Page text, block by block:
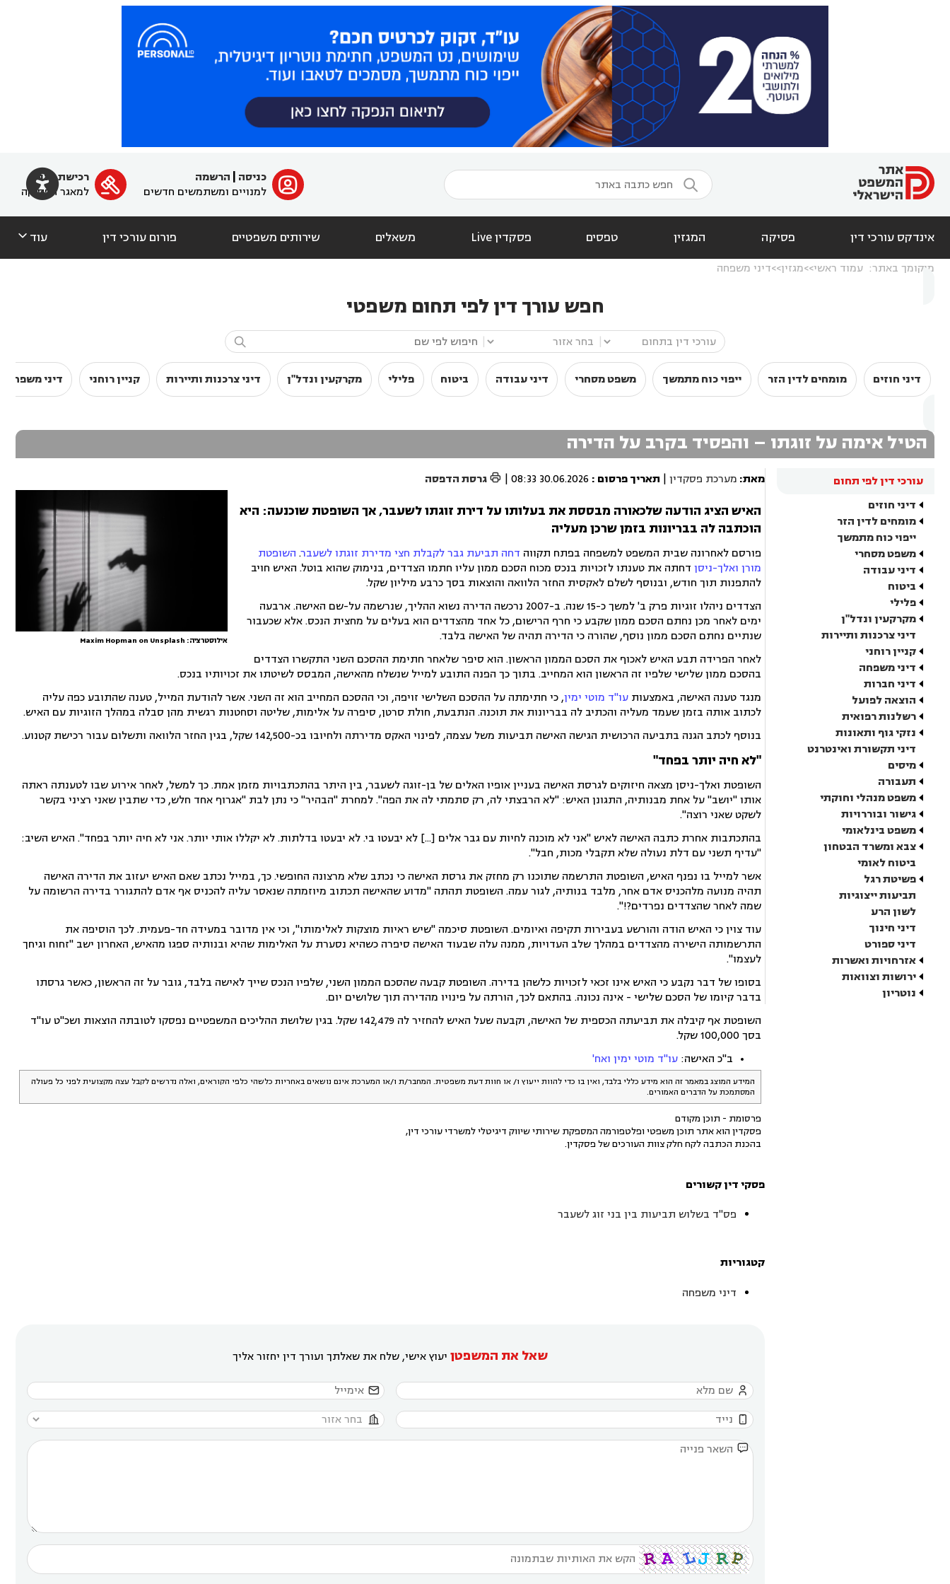
  ﱐ כניסה
הרשמה
למנויים ומשתמשים חדשים

רכישת מנוי
למאגר הפסיקה
אינדקס עורכי דין פסיקה המגזין טפסים פסקדין Live משאלים שירותים משפטיים פורום עורכי דין עוד 
מיקומך באתר: עמוד ראשי מגזין דיני משפחה
חפש עורך דין לפי תחום משפטי

דיני חוזים מומחים לדין הזר ייפוי כוח מתמשך משפט מסחרי דיני עבודה ביטוח פלילי מקרקעין ונדל"ן דיני צרכנות ותיירות קניין רוחני דיני משפחה
הטיל אימה על זוגתו – והפסיד בקרב על הדירה
עורכי דין לפי תחום
דיני חוזים
מומחים לדין הזר
ייפוי כוח מתמשך
משפט מסחרי
דיני עבודה
ביטוח
פלילי
מקרקעין ונדל"ן
דיני צרכנות ותיירות
קניין רוחני
דיני משפחה
דיני חברות
הוצאה לפועל
רשלנות רפואית
נזקי גוף ותאונות
דיני תקשורת ואינטרנט
מיסים
תעבורה
משפט מנהלי וחוקתי
גישור ובוררויות
משפט בינלאומי
צבא ומשרד הבטחון
ביטוח לאומי
פשיטת רגל
תביעות ייצוגיות
לשון הרע
דיני חינוך
דיני ספורט
אזרחויות ואשרות
ירושות וצוואות
נוטריון
מאת: מערכת פסקדין | תאריך פרסום :
30.06.2026 08:33
|
 גרסת הדפסה
אילוסטרציה: Maxim Hopman on Unsplash
האיש הציג הודעה שלכאורה מבססת את בעלותו על דירת זוגתו לשעבר, אך השופטת שוכנעה: היא
הוכתבה לה בבריונות בזמן שרכן מעליה
פורסם לאחרונה שבית המשפט למשפחה בפתח תקווה דחה תביעת גבר לקבלת חצי מדירת זוגתו לשעבר. השופטת
מורן ואלך-ניסן דחתה את טענתו לזכויות בנכס מכוח הסכם ממון עליו חתמו הצדדים, בנימוק שהוא בוטל. האיש חויב
להתפנות תוך חודש, ובנוסף לשלם לאקסית החזר הלוואה והוצאות בסך כרבע מיליון שקל.
הצדדים ניהלו זוגיות פרק ב' למשך כ-15 שנה. ב-2007 נרכשה הדירה נשוא ההליך, שנרשמה על-שם האישה. ארבעה
ימים לאחר מכן נחתם הסכם ממון שקבע כי חרף הרישום, כל אחד מהצדדים הוא בעלים על מחצית הנכס. אלא שכעבור
שנתיים נחתם הסכם ממון נוסף, שהורה כי הדירה תהיה של האישה בלבד.
לאחר הפרידה תבע האיש לאכוף את הסכם הממון הראשון. הוא סיפר שלאחר חתימת ההסכם השני התקשרו הצדדים
בהסכם ממון שלישי שלפיו זה הראשון הוא המחייב. בתוך כך הפנה התובע למייל שנשלח מהאישה, המבסס לשיטתו את זכויותיו בנכס.
מנגד טענה האישה, באמצעות עו"ד מוטי ימין, כי חתימתה על ההסכם השלישי זויפה, וכי ההסכם המחייב הוא זה השני. אשר להודעת המייל, טענה שהתובע כפה עליה
לכתוב אותה בזמן שעמד מעליה והכתיב לה בבריונות את תוכנה. הנתבעת, חולת סרטן, סיפרה על אלימות, שליטה וסחטנות רגשית מהן סבלה במהלך הזוגיות עם האיש.
בנוסף לכתב הגנה בתביעה הרכושית הגישה האישה תביעות משל עצמה, לפינוי האקס מדירתה ולחיובו בכ-142,500 שקל, בגין החזר הלוואה ותשלום עבור רכישת קטנוע.
"לא חיה יותר בפחד"
השופטת ואלך-ניסן מצאה חיזוקים לגרסת האישה בעניין אופיו האלים של בן-זוגה לשעבר, בין היתר בהתכתבויות מזמן אמת. כך למשל, לאחר אירוע שבו לטענתה ראתה
אותו "יושב" על אחת מבנותיה, התגונן האיש: "לא הרבצתי לה, רק סתמתי לה את הפה". למחרת "הבהיר" כי נתן לבת "אגרוף אחד חלש, כדי שתבין שאני רציני בקשר
לשקט שאני רוצה".
בהתכתבות אחרת כתבה האישה לאיש "אני לא מוכנה לחיות עם גבר אלים [...] לא יבעטו בי. לא יבעטו בדלתות. לא יקללו אותי יותר. אני לא חיה יותר בפחד". האיש השיב:
"עדיף תשני עם דלת נעולה שלא תקבלי מכות, חבל".
אשר למייל בו נפנף האיש, השופטת התרשמה שתוכנו רק מחזק את גרסת האישה כי נכתב שלא מרצונה החופשי. כך, במייל נכתב שאם האיש יעזוב את הדירה האישה
תהיה מנועה מלהכניס אדם אחר, מלבד בנותיה, לגור עמה. השופטת תהתה "מדוע שהאישה תכתוב מיוזמתה שנאסר עליה להכניס אף אדם להתגורר בדירה הרשומה על
שמה לאחר שהצדדים נפרדים?!".
עוד צוין כי האיש הודה והורשע בעבירות תקיפה ואיומים. השופטת סיכמה "שיש ראיות מוצקות לאלימותו", וכי אין מדובר במעידה חד-פעמית. לכך הוסיפה את
התרשמותה הישירה מהצדדים במהלך שלב העדויות, ממנה עלה שבעוד האישה סיפרה כשהיא נסערת על האלימות שהיא ובנותיה ספגו מהאיש, האחרון ישב "זחוח וגיחך
לעצמו".
בסופו של דבר נקבע כי האיש אינו זכאי לזכויות כלשהן בדירה. השופטת קבעה שהסכם הממון השני, שלפיו הנכס שייך לאישה בלבד, גובר על זה הראשון, כאשר גרסתו
בדבר קיומו של הסכם שלישי - אינה נכונה. בהתאם לכך, הורתה על פינויו מהדירה תוך שלושים יום.
השופטת אף קיבלה את תביעתה הכספית של האישה, וקבעה שעל האיש להחזיר לה 142,479 שקל. בגין שלושת ההליכים המשפטיים נפסקו לטובתה הוצאות ושכ"ט עו"ד
בסך 100,000 שקל.
ב"כ האישה: עו"ד מוטי ימין ואח'
המידע המוצג במאמר זה הוא מידע כללי בלבד, ואין בו כדי להוות ייעוץ ו/ או חוות דעת משפטית. המחבר/ת ו/או המערכת אינם נושאים באחריות כלשהי כלפי הקוראים, ואלה נדרשים לקבל עצה מקצועית לפני כל פעולה
המסתמכת על הדברים האמורים.
פרסומת - תוכן מקודם
פסקדין הוא אתר תוכן משפטי ופלטפורמה המספקת שירותי שיווק דיגיטלי למשרדי עורכי דין,
בהכנת הכתבה לקח חלק צוות העורכים של פסקדין.
פסקי דין קשורים
פס"ד בשלוש תביעות בין בני זוג לשעבר
קטגוריות
דיני משפחה
שאל את המשפטן יעוץ אישי, שלח את שאלתך ועורך דין יחזור אליך




